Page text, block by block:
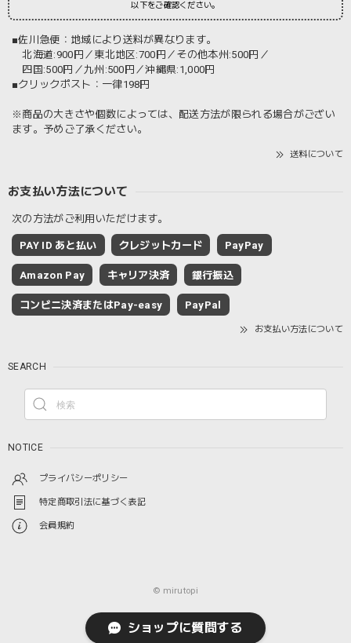
以下をご確認ください。
■佐川急便：地域により送料が異なります。
北海道:900円／東北地区:700円／その他本州:500円／
四国:500円／九州:500円／沖縄県:1,000円
■クリックポスト：一律198円
※商品の大きさや個数によっては、配送方法が限られる場合がござい
ます。予めご了承ください。
送料について
お支払い方法について
次の方法がご利用いただけます。
PAY ID あと払い クレジットカード PayPay
Amazon Pay キャリア決済 銀行振込
コンビニ決済またはPay-easy PayPal
お支払い方法について
SEARCH
NOTICE
プライバシーポリシー
特定商取引法に基づく表記
会員規約
© mirutopi
ショップに質問する